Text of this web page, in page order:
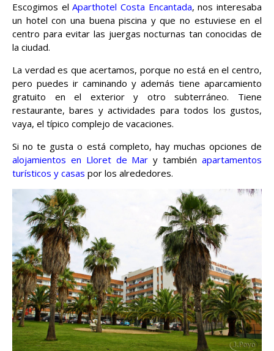
Escogimos elAparthotel Costa Encantada, nos interesaba
un hotel con una buena piscina y que no estuviese en el
centro para evitar las juergas nocturnas tan conocidas de
la ciudad.
La verdad es que acertamos, porque no está en el centro,
pero puedes ir caminando y además tiene aparcamiento
gratuito en el exterior y otro subterráneo. Tiene
restaurante, bares y actividades para todos los gustos,
vaya, el típico complejo de vacaciones.
Si no te gusta o está completo, hay muchas opciones de
alojamientos en Lloret de Mar y tambiénapartamentos
turísticos y casas por los alrededores.